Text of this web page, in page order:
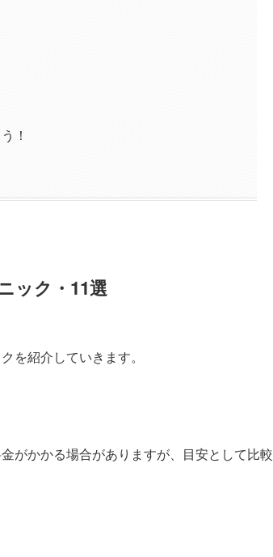
！
ック・11選
を紹介していきます。
がかかる場合がありますが、目安として比較